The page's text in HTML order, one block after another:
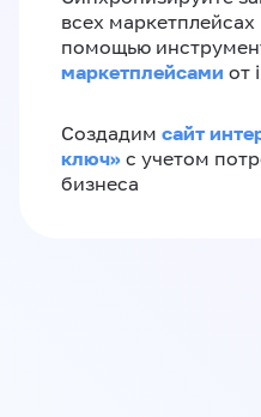
всех
помощью
маркетплейсами от
Создадим сайт
ключ» с учетом
бизнеса